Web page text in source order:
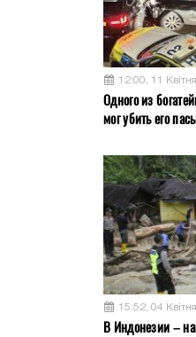
12:00, 11
Одного из
мог убить его
15:52, 04
В Индонезии –